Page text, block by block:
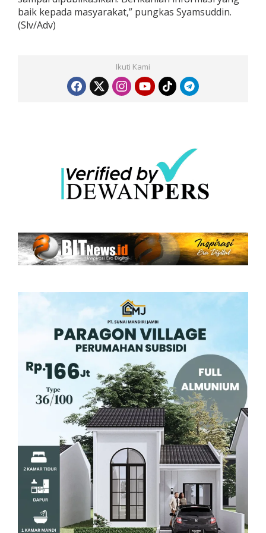
baik kepada masyarakat,” pungkas Syamsuddin.
(Slv/Adv)
Ikuti Kami